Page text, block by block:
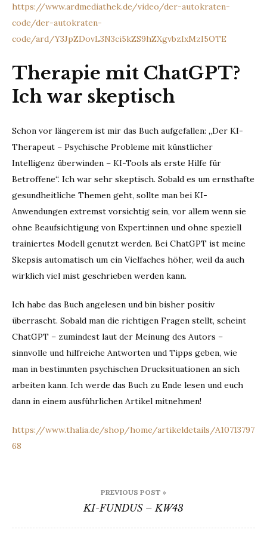
https://www.ardmediathek.de/video/der-autokraten-
code/der-autokraten-
code/ard/Y3JpZDovL3N3ci5kZS9hZXgvbzIxMzI5OTE
Therapie mit ChatGPT?
Ich war skeptisch
Schon vor längerem ist mir das Buch aufgefallen: „Der KI-
Therapeut – Psychische Probleme mit künstlicher
Intelligenz überwinden – KI-Tools als erste Hilfe für
Betroffene“. Ich war sehr skeptisch. Sobald es um ernsthafte
gesundheitliche Themen geht, sollte man bei KI-
Anwendungen extremst vorsichtig sein, vor allem wenn sie
ohne Beaufsichtigung von Expert:innen und ohne speziell
trainiertes Modell genutzt werden. Bei ChatGPT ist meine
Skepsis automatisch um ein Vielfaches höher, weil da auch
wirklich viel mist geschrieben werden kann.
Ich habe das Buch angelesen und bin bisher positiv
überrascht. Sobald man die richtigen Fragen stellt, scheint
ChatGPT – zumindest laut der Meinung des Autors –
sinnvolle und hilfreiche Antworten und Tipps geben, wie
man in bestimmten psychischen Drucksituationen an sich
arbeiten kann. Ich werde das Buch zu Ende lesen und euch
dann in einem ausführlichen Artikel mitnehmen!
https://www.thalia.de/shop/home/artikeldetails/A10713797
68
Navigation
PREVIOUS POST »
KI-FUNDUS – KW43